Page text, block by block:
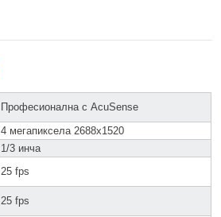
Професионална с AcuSense
4 мегапиксела 2688x1520
1/3 инча
25 fps
25 fps